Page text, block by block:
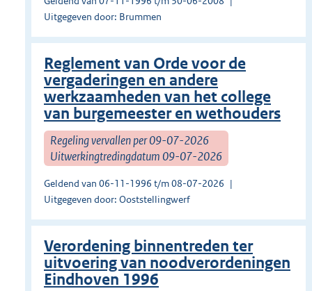
Uitgegeven door: Brummen
Reglement van Orde voor de
vergaderingen en andere
werkzaamheden van het college
van burgemeester en wethouders
Regeling vervallen per 09-07-2026
Uitwerkingtredingdatum 09-07-2026
Geldend van 06-11-1996 t/m 08-07-2026
Uitgegeven door: Ooststellingwerf
Verordening binnentreden ter
uitvoering van noodverordeningen
Eindhoven 1996